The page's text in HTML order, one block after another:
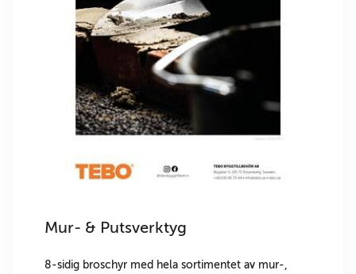
Mur- & Putsverktyg
8-sidig broschyr med hela sortimentet av mur-,